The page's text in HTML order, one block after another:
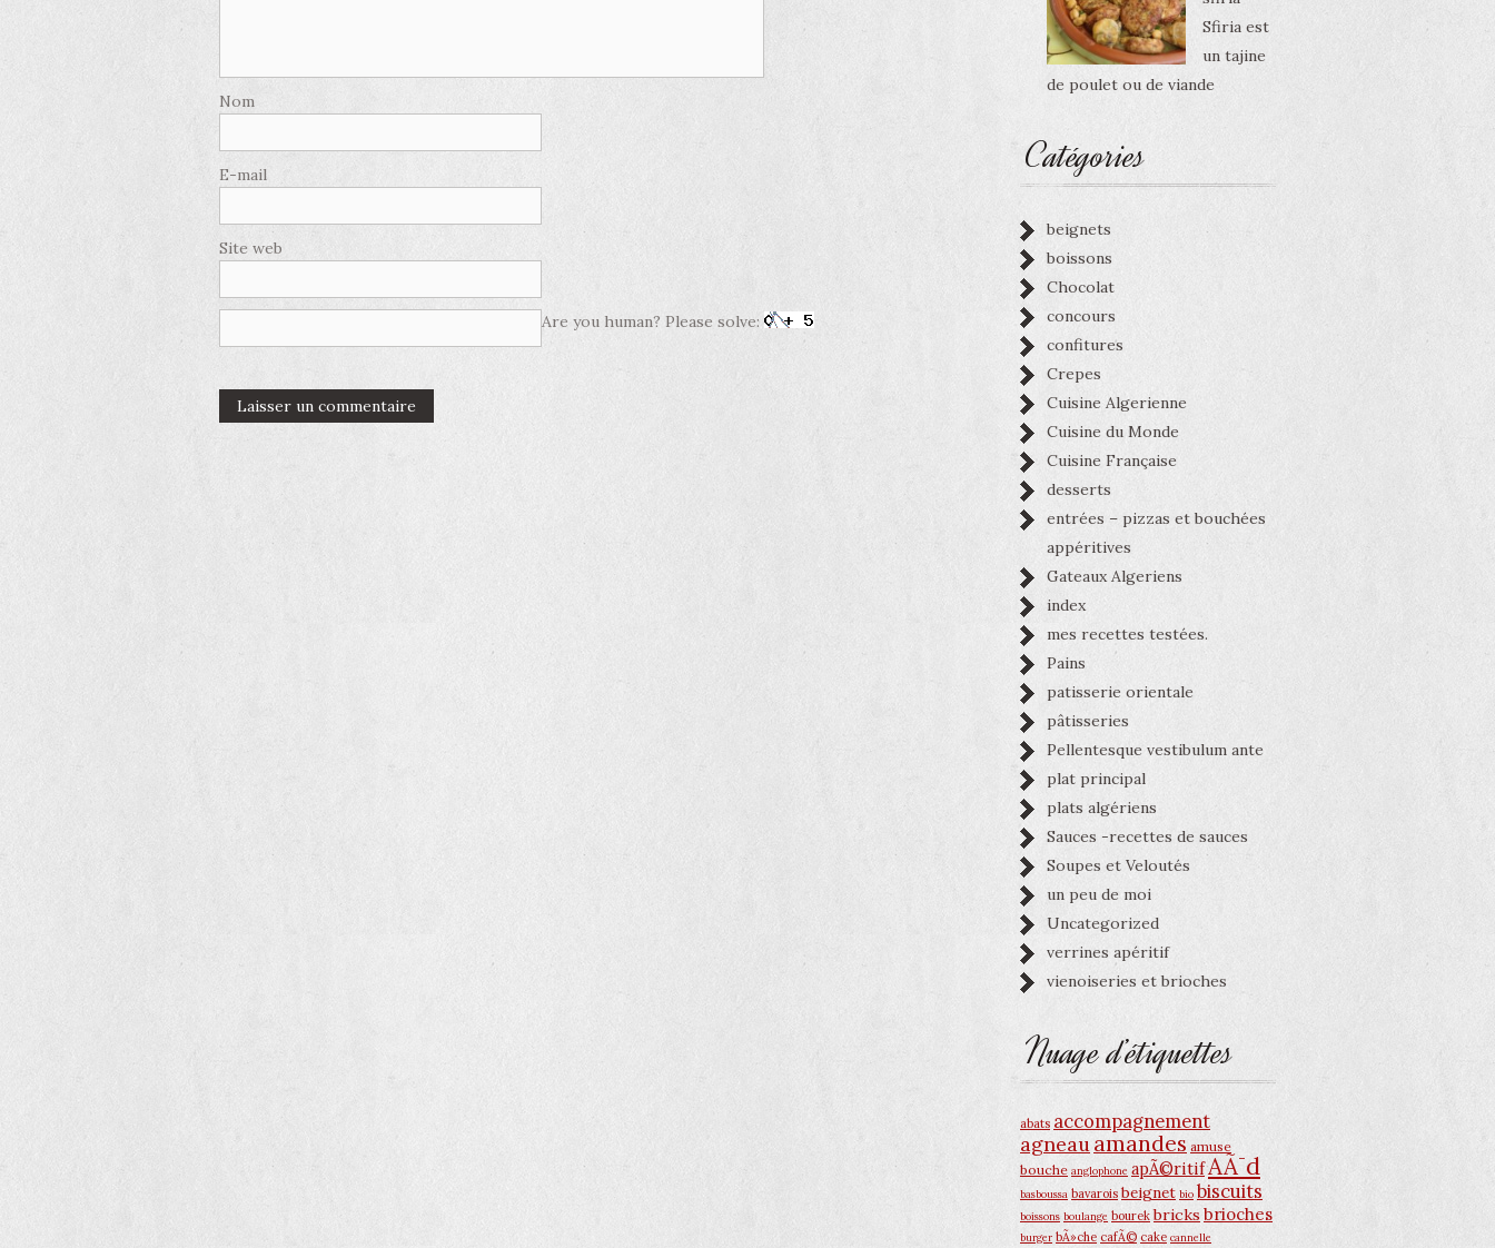
Nom
E-mail
Site web
Are you human? Please solve:
Sfiria est
un tajine
de poulet ou de viande
Catégories
beignets
boissons
Chocolat
concours
confitures
Crepes
Cuisine Algerienne
Cuisine du Monde
Cuisine Française
desserts
entrées – pizzas et bouchées
appéritives
Gateaux Algeriens
index
mes recettes testées.
Pains
patisserie orientale
pâtisseries
Pellentesque vestibulum ante
plat principal
plats algériens
Sauces -recettes de sauces
Soupes et Veloutés
un peu de moi
Uncategorized
verrines apéritif
vienoiseries et brioches
Nuage d’étiquettes
abats accompagnement
agneauamandes amuse
bouche anglophone apÃ©ritifAÃ¯d
basboussa bavarois beignet bio biscuits
boissons boulange bourek bricks brioches
burger bÃ»che cafÃ© cake cannelle